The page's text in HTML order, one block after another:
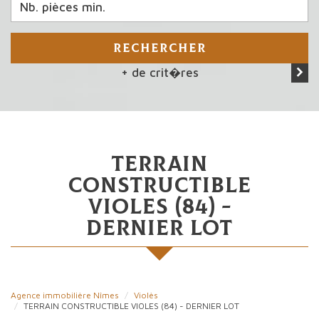
RECHERCHER
+ de crit�res
terrain
constructible
violes (84) -
dernier lot
Agence immobilière Nîmes
Violès
TERRAIN CONSTRUCTIBLE VIOLES (84) - DERNIER LOT